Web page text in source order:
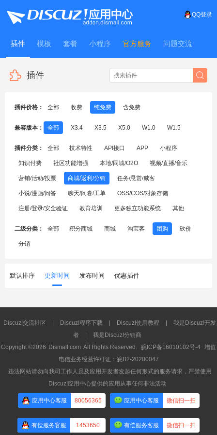
QQ登录
插件 模板 套餐 小程序 官方服务 问题交流
WitFrame
插件
插件价格： 全部 收费 纯免费 含免费
兼容版本： 全部 X3.4 X3.5 X5.0 W1.0 W1.5
插件分类： 全部 技术特性 API接口 APP 小程序
知识付费 社区功能增强 本地/同城/O2O 视频/直播/音乐
营销/活动/投票 商城/返利/分销 任务/悬赏/威客
小说/漫画/问答 聊天/问卷/工单 OSS/COS/对象存储
注册/登录/安全验证 教育培训 更多独立功能系统 其他
二级分类： 全部 积分商城 商城 淘宝客 团购 砍价
分销
默认排序 更新时间 发布时间 优惠插件
Discuz!交流社区 Discuz!程序下载 Discuz!使用教程
我是Discuz!开发
者
我是Discuz!分销商
Copyright ©2026 Dismall.com All Rights Reserved. 皖ICP备16010102号-4 增值
电信业务经营许可证：皖B2-20200047
违法网站请勿向我司工作人员及应用开发者发起任何形式的服务请求，严禁使用
Discuz!应用中心提供的应用从事任何非法活动
应用中心客服 80056365 应用中心客服 微信扫一扫
有偿服务客服 1453650 有偿服务客服 微信扫一扫